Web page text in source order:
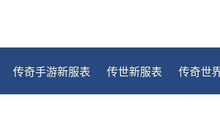
传奇手游新服表 传世新服表 传奇世